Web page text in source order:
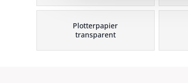
Plotterpapier
transparent